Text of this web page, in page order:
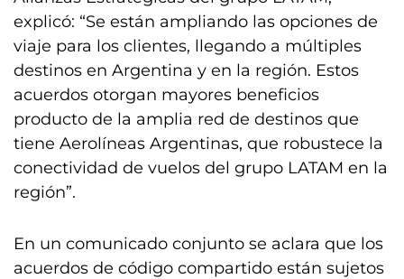
explicó: “Se están ampliando las opciones de
viaje para los clientes, llegando a múltiples
destinos en Argentina y en la región. Estos
acuerdos otorgan mayores beneficios
producto de la amplia red de destinos que
tiene Aerolíneas Argentinas, que robustece la
conectividad de vuelos del grupo LATAM en la
región”.
En un comunicado conjunto se aclara que los
acuerdos de código compartido están sujetos